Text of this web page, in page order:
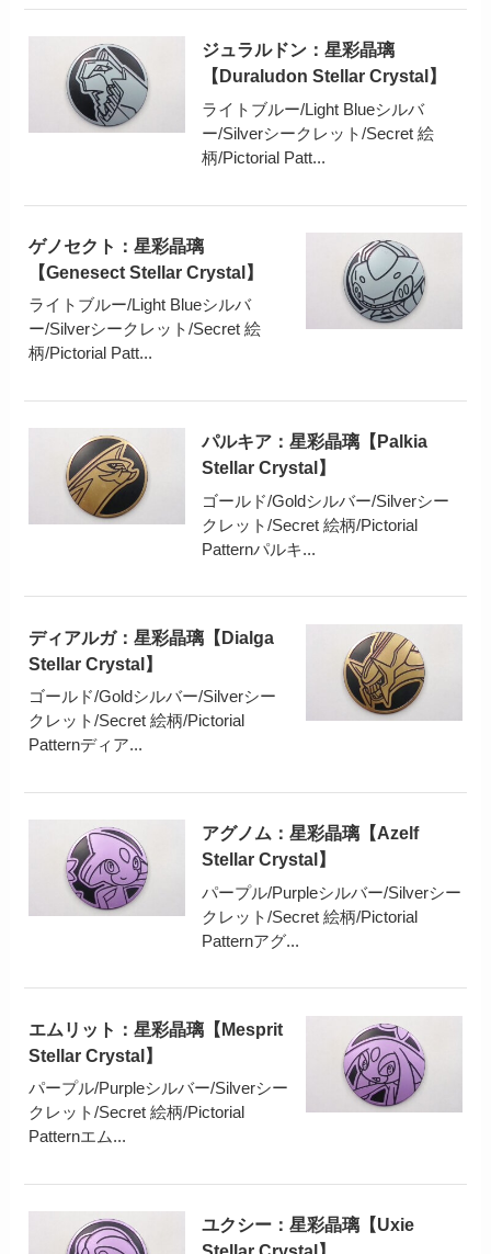
ジュラルドン：星彩晶璃
【Duraludon Stellar Crystal】
ライトブルー/Light Blueシルバ
ー/Silverシークレット/Secret 絵
柄/Pictorial Patt...
ゲノセクト：星彩晶璃
【Genesect Stellar Crystal】
ライトブルー/Light Blueシルバ
ー/Silverシークレット/Secret 絵
柄/Pictorial Patt...
パルキア：星彩晶璃【Palkia
Stellar Crystal】
ゴールド/Goldシルバー/Silverシー
クレット/Secret 絵柄/Pictorial
Patternパルキ...
ディアルガ：星彩晶璃【Dialga
Stellar Crystal】
ゴールド/Goldシルバー/Silverシー
クレット/Secret 絵柄/Pictorial
Patternディア...
アグノム：星彩晶璃【Azelf
Stellar Crystal】
パープル/Purpleシルバー/Silverシー
クレット/Secret 絵柄/Pictorial
Patternアグ...
エムリット：星彩晶璃【Mesprit
Stellar Crystal】
パープル/Purpleシルバー/Silverシー
クレット/Secret 絵柄/Pictorial
Patternエム...
ユクシー：星彩晶璃【Uxie